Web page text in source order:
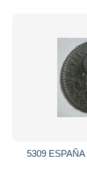
5309